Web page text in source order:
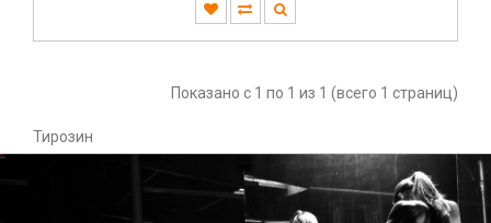
Показано с 1 по 1 из 1 (всего 1 страниц)
Тирозин